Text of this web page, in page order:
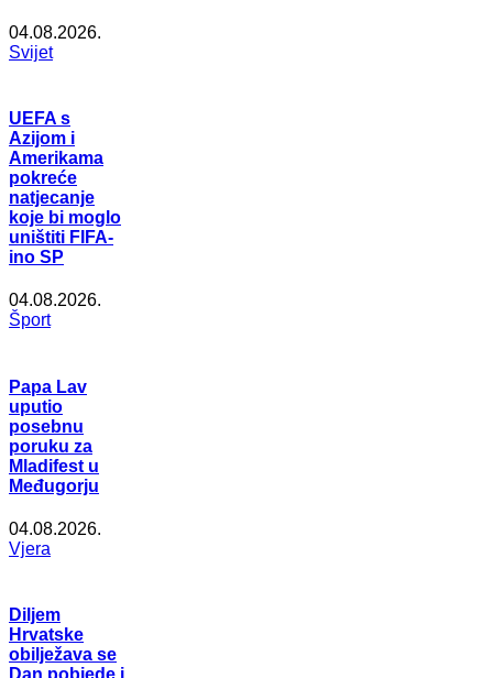
04.08.2026.
Svijet
UEFA s
Azijom i
Amerikama
pokreće
natjecanje
koje bi moglo
uništiti FIFA-
ino SP
04.08.2026.
Šport
Papa Lav
uputio
posebnu
poruku za
Mladifest u
Međugorju
04.08.2026.
Vjera
Diljem
Hrvatske
obilježava se